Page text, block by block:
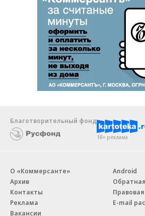
Благотворительный фонд
18+ реклама
О «Коммерсанте»
Архив
Контакты
Реклама
Вакансии
Android
E-mail